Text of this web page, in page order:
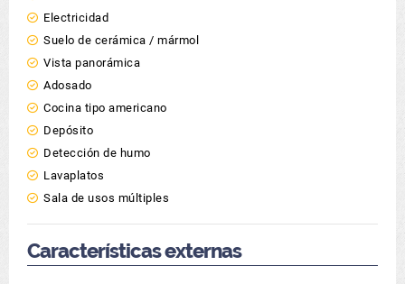
Electricidad
Suelo de cerámica / mármol
Vista panorámica
Adosado
Cocina tipo americano
Depósito
Detección de humo
Lavaplatos
Sala de usos múltiples
Características externas